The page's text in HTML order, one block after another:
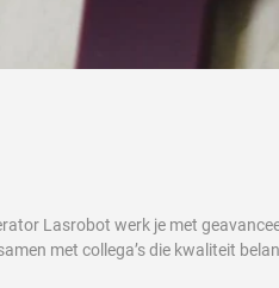
Lasrobot werk je met
met collega’s die kwaliteit